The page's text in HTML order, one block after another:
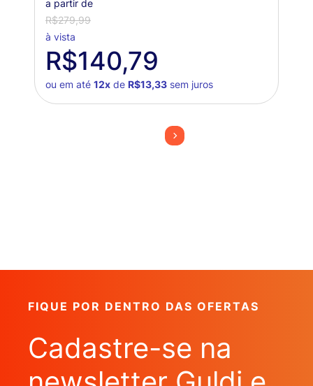
a partir de
R$279,99
à vista
R$140,79
ou em até 12xde R$13,33sem juros
FIQUE POR DENTRO DAS OFERTAS
Cadastre-se na